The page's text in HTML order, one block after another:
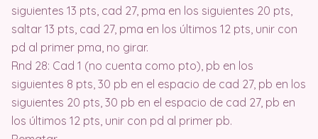
siguientes 13 pts, cad 27, pma en los siguientes 20 pts,
saltar 13 pts, cad 27, pma en los últimos 12 pts, unir con
pd al primer pma, no girar.
Rnd 28: Cad 1 (no cuenta como pto), pb en los
siguientes 8 pts, 30 pb en el espacio de cad 27, pb en los
siguientes 20 pts, 30 pb en el espacio de cad 27, pb en
los últimos 12 pts, unir con pd al primer pb.